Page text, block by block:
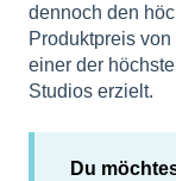
dennoch den
Produktpreis
einer der
Studios erzielt.
Du